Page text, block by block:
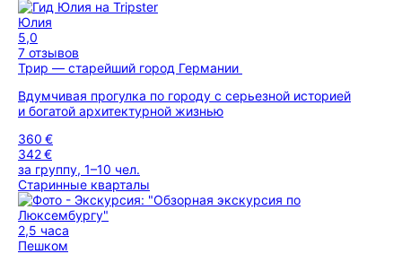
Юлия
5,0
7 отзывов
Трир — старейший город Германии
Вдумчивая прогулка по городу с серьезной историей
и богатой архитектурной жизнью
360 €
342 €
за группу, 1–10 чел.
Старинные кварталы
2,5 часа
Пешком